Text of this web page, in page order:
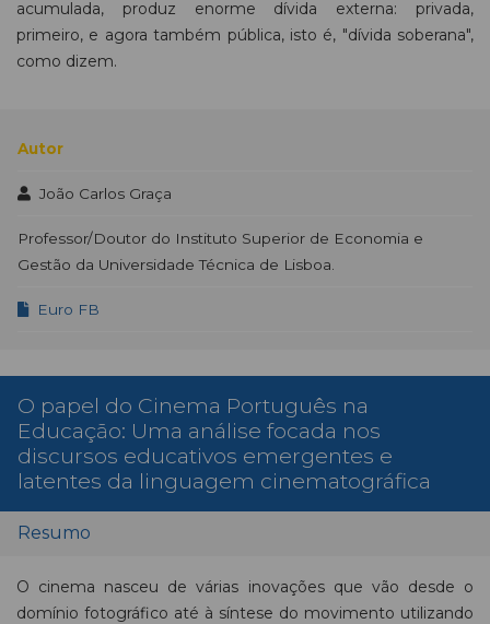
acumulada, produz enorme dívida externa: privada,
primeiro, e agora também pública, isto é, "dívida soberana",
como dizem.
Autor
João Carlos Graça
Professor/Doutor do Instituto Superior de Economia e
Gestão da Universidade Técnica de Lisboa.
Euro FB
O papel do Cinema Português na
Educação: Uma análise focada nos
discursos educativos emergentes e
latentes da linguagem cinematográfica
Resumo
O cinema nasceu de várias inovações que vão desde o
domínio fotográfico até à síntese do movimento utilizando